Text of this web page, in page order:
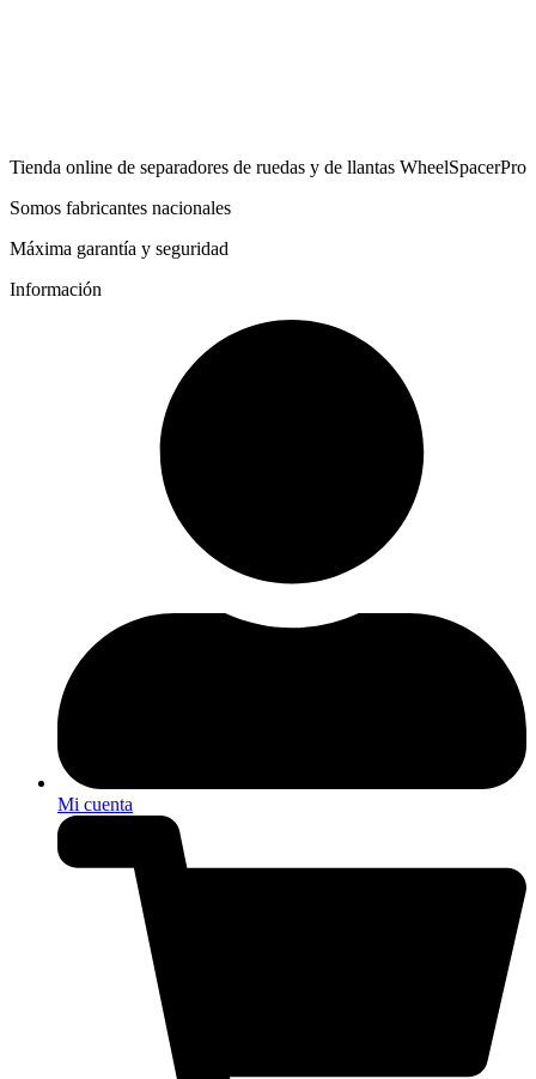
Tienda online de separadores de ruedas y de llantas WheelSpacerPro
Somos fabricantes nacionales
Máxima garantía y seguridad
Información
Mi cuenta